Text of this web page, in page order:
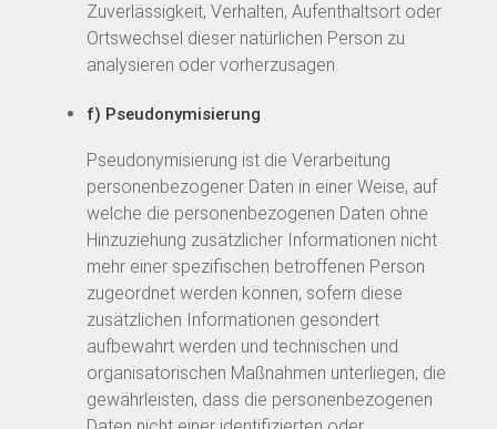
Zuverlässigkeit, Verhalten, Aufenthaltsort oder
Ortswechsel dieser natürlichen Person zu
analysieren oder vorherzusagen.
f) Pseudonymisierung
Pseudonymisierung ist die Verarbeitung
personenbezogener Daten in einer Weise, auf
welche die personenbezogenen Daten ohne
Hinzuziehung zusätzlicher Informationen nicht
mehr einer spezifischen betroffenen Person
zugeordnet werden können, sofern diese
zusätzlichen Informationen gesondert
aufbewahrt werden und technischen und
organisatorischen Maßnahmen unterliegen, die
gewährleisten, dass die personenbezogenen